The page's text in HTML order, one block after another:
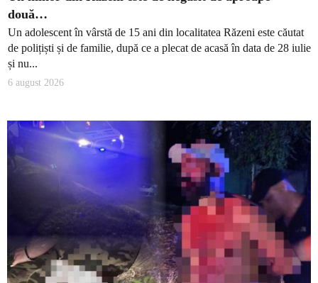
două…
Un adolescent în vârstă de 15 ani din localitatea Răzeni este căutat
de polițiști și de familie, după ce a plecat de acasă în data de 28 iulie
și nu...
6 august 2026